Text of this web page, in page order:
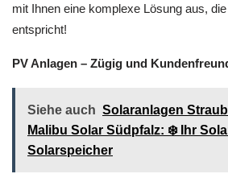
mit Ihnen eine komplexe Lösung aus,
entspricht!
PV Anlagen – Zügig und
Siehe auch Solaranlagen
Malibu Solar Südpfalz: ❄️ Ihr
Solarspeicher